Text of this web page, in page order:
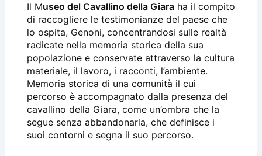
Il Museo del Cavallino della Giaraha il compito
di raccogliere le testimonianze del paese che
lo ospita, Genoni, concentrandosi sulle realtà
radicate nella memoria storica della sua
popolazione e conservate attraverso la cultura
materiale, il lavoro, i racconti, l’ambiente.
Memoria storica di una comunità il cui
percorso è accompagnato dalla presenza del
cavallino della Giara, come un’ombra che la
segue senza abbandonarla, che definisce i
suoi contorni e segna il suo percorso.